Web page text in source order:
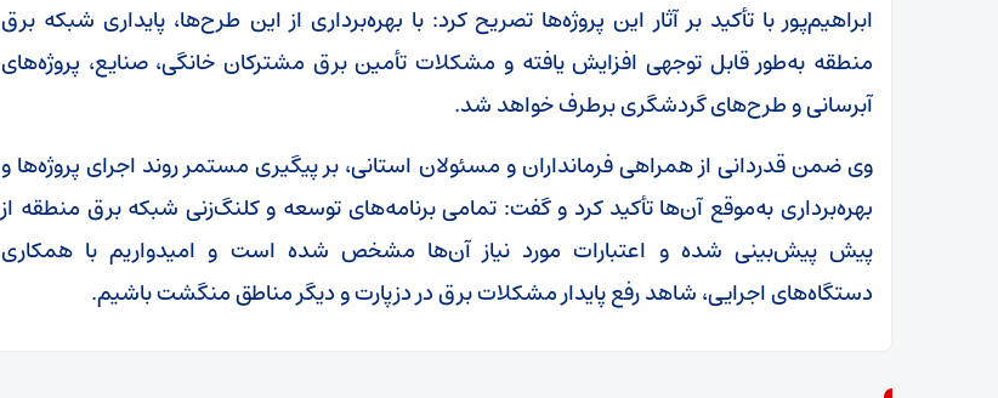
ابراهیم‌پور با تأکید بر آثار این پروژه‌ها تصریح کرد: با بهره‌برداری از این طرح‌ها، پایداری شبکه برق
منطقه به‌طور قابل توجهی افزایش یافته و مشکلات تأمین برق مشترکان خانگی، صنایع، پروژه‌های
آبرسانی و طرح‌های گردشگری برطرف خواهد شد.
وی ضمن قدردانی از همراهی فرمانداران و مسئولان استانی، بر پیگیری مستمر روند اجرای پروژه‌ها و
بهره‌برداری به‌موقع آن‌ها تأکید کرد و گفت: تمامی برنامه‌های توسعه و کلنگ‌زنی شبکه برق منطقه از
پیش پیش‌بینی شده و اعتبارات مورد نیاز آن‌ها مشخص شده است و امیدواریم با همکاری
دستگاه‌های اجرایی، شاهد رفع پایدار مشکلات برق در دزپارت و دیگر مناطق منگشت باشیم.